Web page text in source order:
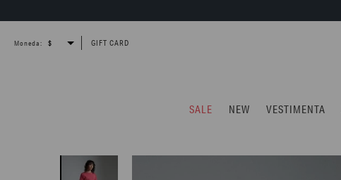
SALE NEW VESTIMENTA
Moneda: GIFT CARD